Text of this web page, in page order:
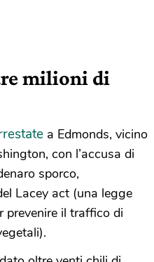
milioni di
a Edmonds, vicino
con l’accusa di
sporco,
Lacey act (una legge
prevenire il traffico di